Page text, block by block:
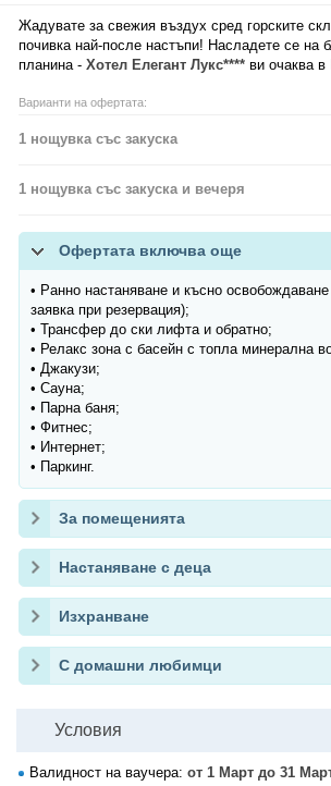
Жадувате за свежия въздух сред горските
почивка най-после настъпи! Насладете се на
планина - Хотел Елегант Лукс**** ви очаква в
Варианти на офертата:
1 нощувка със закуска
1 нощувка със закуска и вечеря
Офертата включва още
• Ранно настаняване и късно
заявка при резервация);
• Трансфер до ски лифта и обратно;
• Релакс зона с басейн с топла минерална
• Джакузи;
• Сауна;
• Парна баня;
• Фитнес;
• Интернет;
• Паркинг.
За помещенията
Настаняване с деца
Изхранване
С домашни любимци
Условия
Валидност на ваучера: от 1 Март до 31